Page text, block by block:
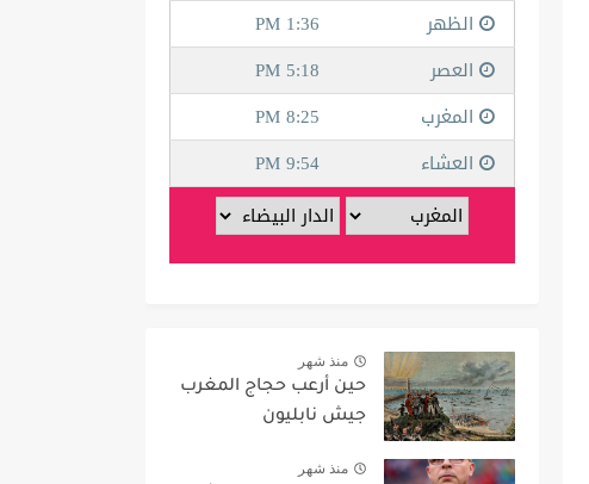
منذ شهر
حين أرعب حجاج المغرب
جيش نابليون
منذ شهر